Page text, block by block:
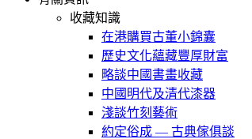
收藏知識
在港購買古董小錦囊
歷史文化蘊藏豐厚財富
略談中國書畫收藏
中國明代及清代漆器
淺談竹刻藝術
約定俗成 — 古典傢俱談